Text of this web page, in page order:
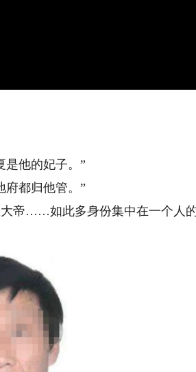
他的妃子。”
都归他管。”
帝……如此多身份集中在一个人